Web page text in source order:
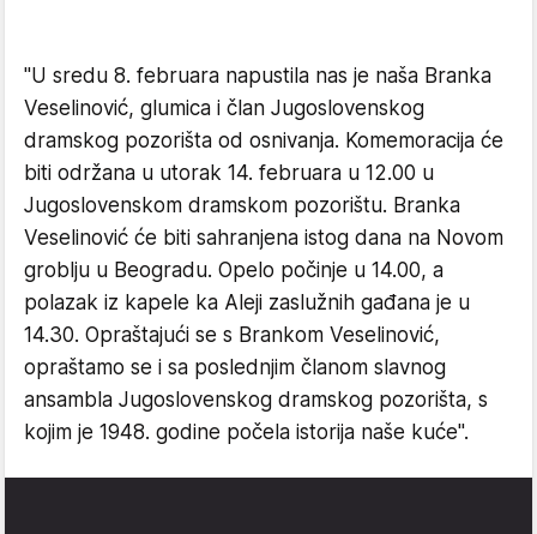
"U sredu 8. februara napustila nas je naša Branka
Veselinović, glumica i član Jugoslovenskog
dramskog pozorišta od osnivanja. Komemoracija će
biti održana u utorak 14. februara u 12.00 u
Jugoslovenskom dramskom pozorištu. Branka
Veselinović će biti sahranjena istog dana na Novom
groblju u Beogradu. Opelo počinje u 14.00, a
polazak iz kapele ka Aleji zaslužnih gađana je u
14.30. Opraštajući se s Brankom Veselinović,
opraštamo se i sa poslednjim članom slavnog
ansambla Jugoslovenskog dramskog pozorišta, s
kojim je 1948. godine počela istorija naše kuće".